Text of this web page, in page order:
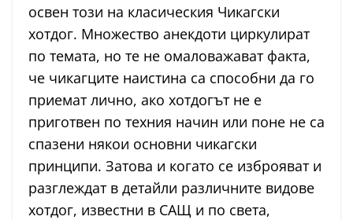
освен този на класическия Чикагски
хотдог. Множество анекдоти циркулират
по темата, но те не омаловажават факта,
че чикагците наистина са способни да го
приемат лично, ако хотдогът не е
приготвен по техния начин или поне не са
спазени някои основни чикагски
принципи. Затова и когато се изброяват и
разглеждат в детайли различните видове
хотдог, известни в САЩ и по света,